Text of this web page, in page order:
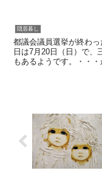
隠居暮し
都議会議員選挙が終わ
日は7月20日（日）で、
もあるようです。・・